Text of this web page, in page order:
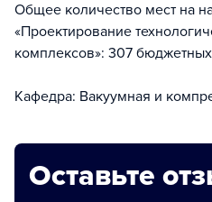
Общее количество мест на
«Проектирование
комплексов»: 307
Кафедра: Вакуумная и
Оставьте